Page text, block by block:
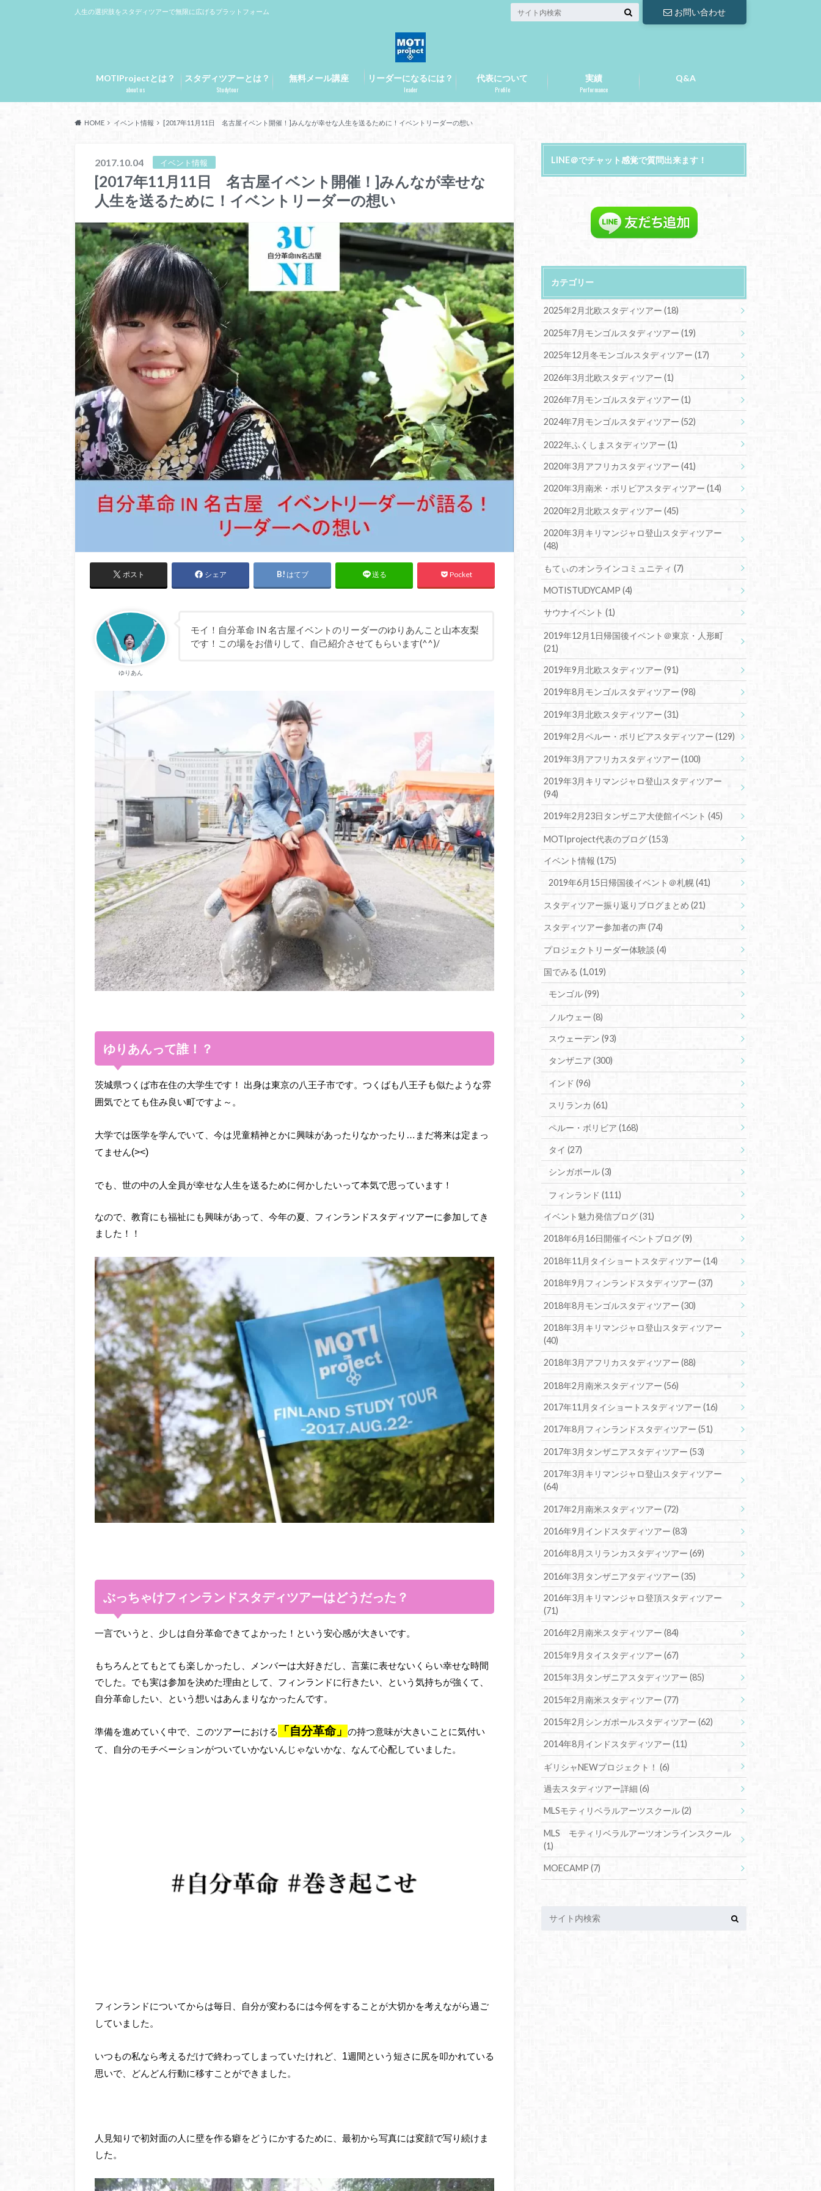
人生の選択肢をスタディツアーで無限に広げるプラットフォーム お問い合わせ
MOTIProjectとは？
about us
スタディツアーとは？
Studytour
無料メール講座 リーダーになるには？
leader
代表について
Profile
実績
Performance
Q&A
HOME イベント情報 [2017年11月11日 名古屋イベント開催！]みんなが幸せな人生を送るために！イベントリーダーの想い
2017.10.04 イベント情報
[2017年11月11日 名古屋イベント開催！]みんなが幸せな
人生を送るために！イベントリーダーの想い
ポスト シェア はてブ 送る Pocket
ゆりあん
モイ！自分革命 IN 名古屋イベントのリーダーのゆりあんこと山本友梨
です！この場をお借りして、自己紹介させてもらいます(^^)/
ゆりあんって誰！？
茨城県つくば市在住の大学生です！
出身は東京の八王子市です。つくばも八王子も似たような雰
囲気でとても住み良い町ですよ～。
大学では医学を学んでいて、今は児童精神とかに興味があったりなかったり…まだ将来は定まっ
てません(><)
でも、世の中の人全員が幸せな人生を送るために何かしたいって本気で思っています！
なので、教育にも福祉にも興味があって、今年の夏、フィンランドスタディツアーに参加してき
ました！！
ぶっちゃけフィンランドスタディツアーはどうだった？
一言でいうと、少しは自分革命できてよかった！という安心感が大きいです。
もちろんとてもとても楽しかったし、メンバーは大好きだし、言葉に表せないくらい幸せな時間
でした。でも実は参加を決めた理由として、フィンランドに行きたい、という気持ちが強くて、
自分革命したい、という想いはあんまりなかったんです。
準備を進めていく中で、このツアーにおける 「自分革命」
の持つ意味が大きいことに気付い
て、自分のモチベーションがついていかないんじゃないかな、なんて心配していました。
フィンランドについてからは毎日、自分が変わるには今何をすることが大切かを考えながら過ご
していました。
いつもの私なら考えるだけで終わってしまっていたけれど、 1週間という短さに尻を叩かれている
思いで、どんどん行動に移すことができました。
人見知りで初対面の人に壁を作る癖をどうにかするために、最初から写真には変顔で写り続けま
した。
LINE＠でチャット感覚で質問出来ます！
カテゴリー
2025年2月北欧スタディツアー(18)
2025年7月モンゴルスタディツアー(19)
2025年12月冬モンゴルスタディツアー(17)
2026年3月北欧スタディツアー(1)
2026年7月モンゴルスタディツアー(1)
2024年7月モンゴルスタディツアー(52)
2022年ふくしまスタディツアー(1)
2020年3月アフリカスタディツアー(41)
2020年3月南米・ボリビアスタディツアー(14)
2020年2月北欧スタディツアー(45)
2020年3月キリマンジャロ登山スタディツアー
(48)
もてぃのオンラインコミュニティ(7)
MOTISTUDYCAMP(4)
サウナイベント(1)
2019年12月1日帰国後イベント＠東京・人形町
(21)
2019年9月北欧スタディツアー(91)
2019年8月モンゴルスタディツアー(98)
2019年3月北欧スタディツアー(31)
2019年2月ペルー・ボリビアスタディツアー(129)
2019年3月アフリカスタディツアー(100)
2019年3月キリマンジャロ登山スタディツアー
(94)
2019年2月23日タンザニア大使館イベント(45)
MOTIproject代表のブログ(153)
イベント情報(175)
2019年6月15日帰国後イベント＠札幌(41)
スタディツアー振り返りブログまとめ(21)
スタディツアー参加者の声(74)
プロジェクトリーダー体験談(4)
国でみる(1,019)
モンゴル(99)
ノルウェー (8)
スウェーデン (93)
タンザニア (300)
インド (96)
スリランカ (61)
ペルー・ボリビア (168)
タイ (27)
シンガポール(3)
フィンランド (111)
イベント魅力発信ブログ(31)
2018年6月16日開催イベントブログ(9)
2018年11月タイショートスタディツアー(14)
2018年9月フィンランドスタディツアー(37)
2018年8月モンゴルスタディツアー(30)
2018年3月キリマンジャロ登山スタディツアー
(40)
2018年3月アフリカスタディツアー(88)
2018年2月南米スタディツアー(56)
2017年11月タイショートスタディツアー(16)
2017年8月フィンランドスタディツアー(51)
2017年3月タンザニアスタディツアー(53)
2017年3月キリマンジャロ登山スタディツアー
(64)
2017年2月南米スタディツアー(72)
2016年9月インドスタディツアー(83)
2016年8月スリランカスタディツアー(69)
2016年3月タンザニアタディツアー(35)
2016年3月キリマンジャロ登頂スタディツアー
(71)
2016年2月南米スタディツアー(84)
2015年9月タイスタディツアー(67)
2015年3月タンザニアスタディツアー(85)
2015年2月南米スタディツアー(77)
2015年2月シンガポールスタディツアー(62)
2014年8月インドスタディツアー(11)
ギリシャNEWプロジェクト！(6)
過去スタディツアー詳細(6)
MLSモティリベラルアーツスクール(2)
MLS モティリベラルアーツオンラインスクール
(1)
MOECAMP(7)